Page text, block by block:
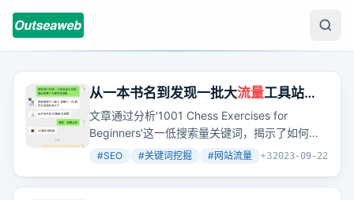
从一本书名到发现一批大流量工具站和
内容站全流程揭秘
文章通过分析'1001 Chess Exercises for
Beginners'这一低搜索量关键词，揭示了如何通
过挖掘相关兄弟词和父级词汇，找到更大的用户
#SEO #关键词挖掘 #网站流量 +32023-09-22